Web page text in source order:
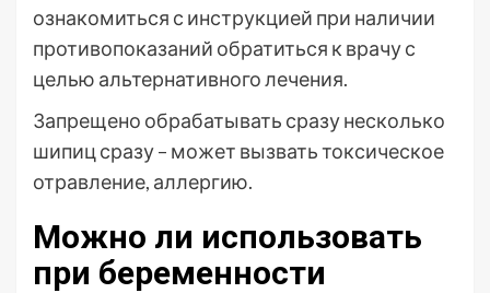
ознакомиться с инструкцией при наличии
противопоказаний обратиться к врачу с
целью альтернативного лечения.
Запрещено обрабатывать сразу несколько
шипиц сразу – может вызвать токсическое
отравление, аллергию.
Можно ли использовать
при беременности